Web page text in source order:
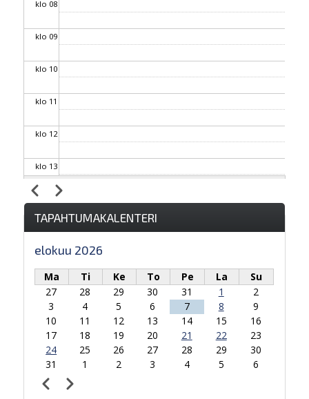
klo 08
klo 09
klo 10
klo 11
klo 12
klo 13
klo 14
klo 15
klo 17
klo 19
klo 20
Sivutus
EdellinenSeuraava
TAPAHTUMAKALENTERI
elokuu 2026
Ma Ti Ke To Pe La
Su
27
28 29 30 31 1
2
3
4 5 6 7 8
9
10
11 12 13 14 15
16
17
18 19 20 21 22
23
24
25 26 27 28 29
30
31
1 2 3 4 5
6
Sivutus
EdellinenSeuraava